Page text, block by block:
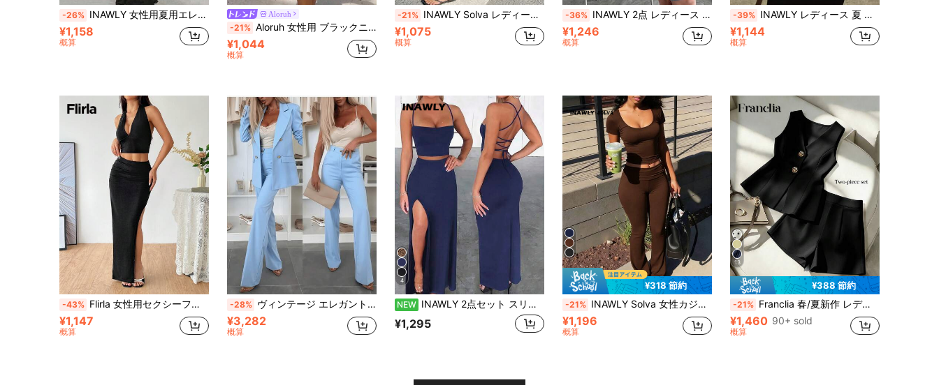
-26% INAWLY 女性用夏用エレガントな無地のスリムフィットキャミソールトップ＆フィッシュテールスカートセット
¥1,158
概算
Aloruh
-21% Aloruh 女性用 ブラックニットフィットキャミソールとミニスカートのカジュアルセット
¥1,044
概算
-21% INAWLY Solva レディース 無地 プリーツ キャミソールトップ スプリットヘム スカート カジュアル 2点セット
¥1,075
概算
-36% INAWLY 2点 レディース セクシー コントラストレース トリム キャミソール トップス&スカートセット
¥1,246
概算
-39% INAWLY レディース 夏 無地 ニット セクシー Y2K 取り外し可能なストラップ ビーズ装飾 ミッドリフ露出 キャミトップ & ロングスカート
¥1,144
概算
-43% Flirla 女性用セクシーファッション Vネック リボン ストラップキャミソールトップ＆スリット ボディコンスカート 2点セット、春夏向け
¥1,147
概算
-28% ヴィンテージ エレガント ビジネス レディーススーツ、長袖ブレザー + トラウザーズ、精巧なボタンデザイン、日常通勤、ビジネスレセプション、オフィスウェア
¥3,282
概算
4
NEW INAWLY 2点セット スリムフィット セクシー ハイスリットスカート & クロスストラップ バックレス ホルターネックトップ
¥1,295
¥318 節約
-21% INAWLY Solva 女性カジュアル 無地 半袖Tシャツ とフレアパンツ 2点セット
¥1,196
概算
13
¥388 節約
-21% Franclia 春/夏新作 レディース2点セット、レディースVネックトップとショーツ2点セット、ライトイエローセット、レディースエレガントセット、レディースオフィスセット、レディースサマーセット、レディースカジュアルセット、レディーススーツセット、レディース2点セット
¥1,460 90+ sold
概算